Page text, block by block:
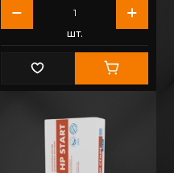
шт.